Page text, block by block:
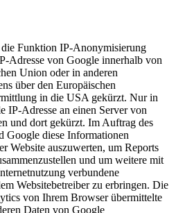
Funktion IP-Anonymisierung
Adresse von Google innerhalb von
Union oder in anderen
über den Europäischen
in die USA gekürzt. Nur in
IP-Adresse an einen Server von
und dort gekürzt. Im Auftrag des
Google diese Informationen
Website auszuwerten, um Reports
und um weitere mit
verbundene
Websitebetreiber zu erbringen. Die
von Ihrem Browser übermittelte
Daten von Google